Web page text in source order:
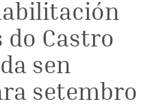
do Castro
sen
setembro